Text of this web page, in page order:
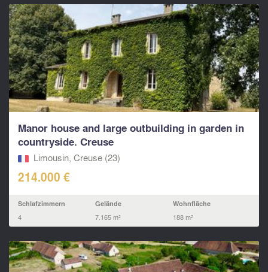
Manor house and large outbuilding in garden in
countryside. Creuse
Limousin, Creuse (23)
214.000 €
Schlafzimmern
4
Gelände
7.165 m²
Wohnfläche
188 m²